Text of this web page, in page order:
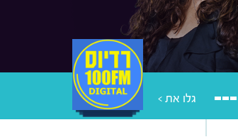
גלו את >